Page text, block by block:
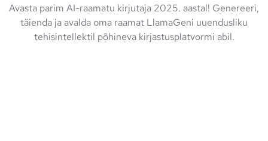
Avasta parim AI-raamatu kirjutaja 2025. aastal! Genereeri,
täienda ja avalda oma raamat LlamaGeni uuendusliku
tehisintellektil põhineva kirjastusplatvormi abil.